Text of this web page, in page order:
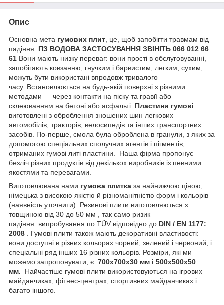
Опис
Основна мета гумових плит , це, щоб запобігти травмам від
падіння. ПЗ ВОДОВА ЗАСТОСУВАННЯ ЗВІНІТЬ 066 012 66
61 Вони мають низку переваг: вони прості в обслуговуванні,
запобігають ковзанню, гнучким і барвистим, легким, сухим,
можуть бути використані впродовж тривалого
часу. Встановлюється на будь-якій поверхні з різними
методами — через контакти на піску та гравії або
склеюванням на бетоні або асфальті. Пластини гумові
виготовлені з оброблення зношених шин легкових
автомобілів, тракторів, велосипедів та інших транспортних
засобів. По-перше, смола була оброблена в гранули, з яких за
допомогою спеціальних сполучних агентів і пігментів,
отриманих гумові литі пластини. Наша фірма пропонує
безліч різних продуктів від декількох виробників із певними
якостями та перевагами.
Виготовлювана нами гумова плитка за найнижчою ціною,
німецька з високою якістю й різноманітністю форм і кольорів
(наявність уточнити). Резинові плити виготовляються з
товщиною від 30 до 50 мм , так само ризик
падіння випробування по TÜV відповідно до DIN / EN 1177:
2008 . Гумові плити також мають декоративні властивості:
вони доступні в різних кольорах чорний, зелений і червоний, і
спеціальні ряд інших 16 різних кольорів. Розміри, які ми
можемо запропонувати, є: 700х700х30 мм і 500х500х50
мм. Найчастіше гумові плити використовуються на ігрових
майданчиках, фітнес-центрах, спортивних майданчиках і
багато іншого.